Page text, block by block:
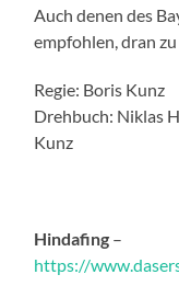
Auch denen des
empfohlen, dran
Regie: Boris Kunz
Drehbuch: Niklas
Kunz
Hindafing –
https://